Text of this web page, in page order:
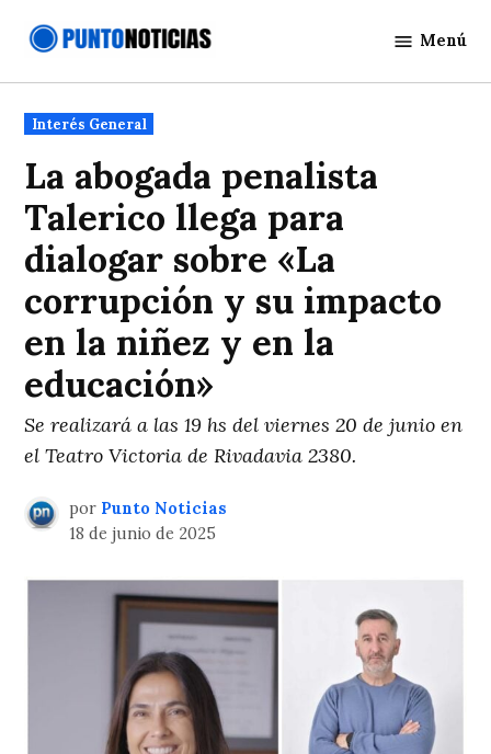
Noticias
Menú
Publicado
en
Interés General
La abogada penalista
Talerico llega para
dialogar sobre «La
corrupción y su impacto
en la niñez y en la
educación»
Se realizará a las 19 hs del viernes 20 de junio en
el Teatro Victoria de Rivadavia 2380.
por Punto Noticias
18 de junio de 2025